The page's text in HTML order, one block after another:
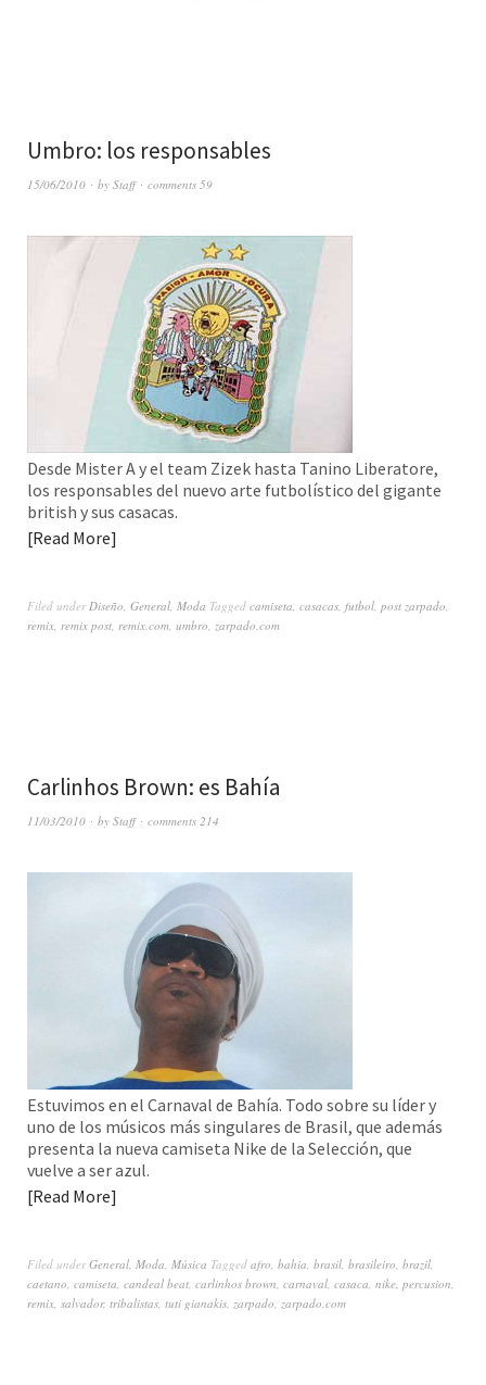
Umbro: los responsables
15/06/2010 by Staff comments 59
Desde Mister A y el team Zizek hasta Tanino Liberatore,
los responsables del nuevo arte futbolístico del gigante
british y sus casacas.
Read More
Filed underDiseño, General, Moda Tagged camiseta, casacas, futbol, post zarpado,
remix, remix post, remix.com, umbro, zarpado.com
Carlinhos Brown: es Bahía
11/03/2010 by Staff comments 214
Estuvimos en el Carnaval de Bahía. Todo sobre su líder y
uno de los músicos más singulares de Brasil, que además
presenta la nueva camiseta Nike de la Selección, que
vuelve a ser azul.
Read More
Filed underGeneral, Moda, Música Tagged afro, bahia, brasil, brasileiro, brazil,
caetano, camiseta, candeal beat, carlinhos brown, carnaval, casaca, nike, percusion,
remix, salvador, tribalistas, tuti gianakis, zarpado, zarpado.com